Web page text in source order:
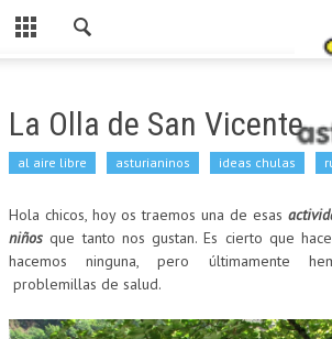
Cerrar
CATEGORIAS
ASTURIANINOS
RUTAS
La Olla de San Vicente
al aire libre asturianinos ideas chulas
Hola chicos, hoy os traemos una de esas
niños que tanto nos gustan. Es cierto que
hacemos ninguna, pero últimamente
problemillas de salud.